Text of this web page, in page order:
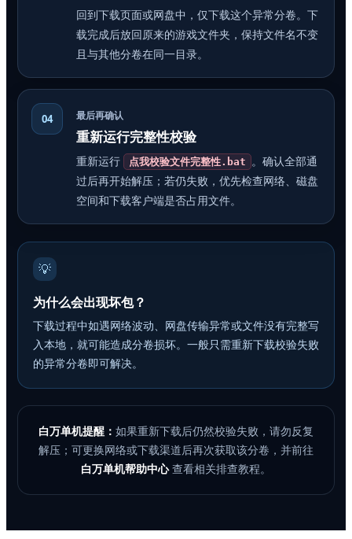
回到下载页面或网盘中，仅下载这个异常分卷。下
载完成后放回原来的游戏文件夹，保持文件名不变
且与其他分卷在同一目录。
04 最后再确认
重新运行完整性校验
重新运行 点我校验文件完整性.bat 。确认全部通
过后再开始解压；若仍失败，优先检查网络、磁盘
空间和下载客户端是否占用文件。
💡
为什么会出现坏包？
下载过程中如遇网络波动、网盘传输异常或文件没有完整写
入本地，就可能造成分卷损坏。一般只需重新下载校验失败
的异常分卷即可解决。
白万单机提醒： 如果重新下载后仍然校验失败，请勿反复
解压；可更换网络或下载渠道后再次获取该分卷，并前往
白万单机帮助中心查看相关排查教程。